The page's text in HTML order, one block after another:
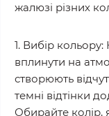
жалюзі різних
1. Вибір
вплинути на
створюють
темні відтінки
Обирайте колір,